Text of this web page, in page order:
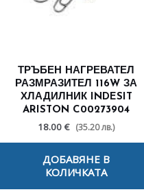
ТРЪБЕН НАГРЕВАТЕЛ
РАЗМРАЗИТЕЛ 116W ЗА
ХЛАДИЛНИК INDESIT
ARISTON C00273904
18.00 € (35.20 лв.)
ДОБАВЯНЕ В
КОЛИЧКАТА